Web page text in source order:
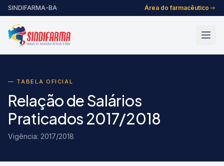
Pular para o conteúdo
SINDIFARMA-BA· Área do farmacêutico
— TABELA OFICIAL
Relação de Salários
Praticados 2017/2018
Vigência: 2017/2018